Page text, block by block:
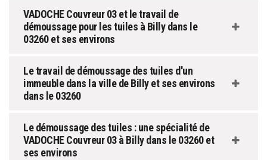
VADOCHE Couvreur 03 et le travail de
démoussage pour les tuiles à Billy dans le
03260 et ses environs
Le travail de démoussage des tuiles d'un
immeuble dans la ville de Billy et ses environs
dans le 03260
Le démoussage des tuiles : une spécialité de
VADOCHE Couvreur 03 à Billy dans le 03260 et
ses environs